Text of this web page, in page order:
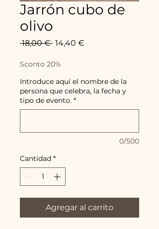
Jarrón cubo de
olivo
18,00 € Precio
14,40 €
Sconto 20%
Introduce aquí el nombre de la
persona que celebra, la fecha y
tipo de evento. *
0/500
Cantidad *
Agregar al carrito